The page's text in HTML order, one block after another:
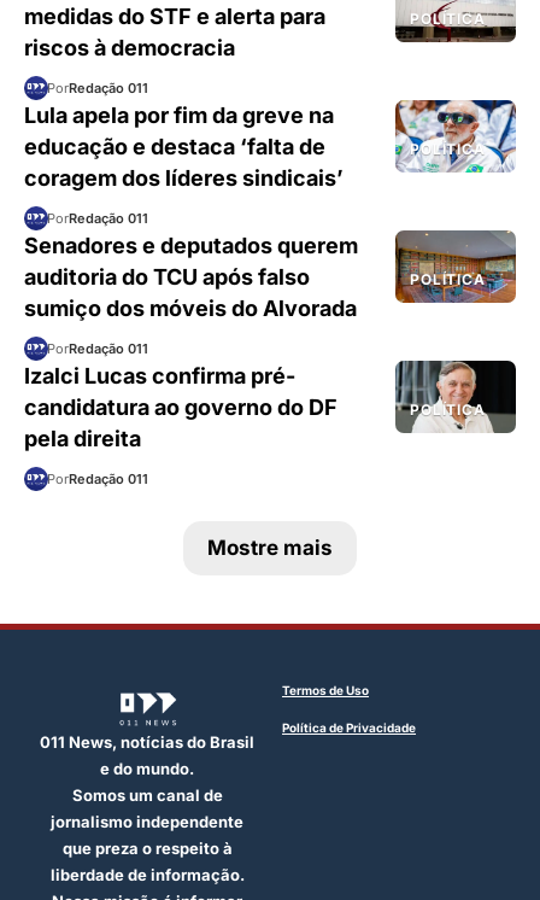
POLÍTICA
medidas do STF e alerta para
riscos à democracia
PorRedação 011
POLÍTICA
Lula apela por fim da greve na
educação e destaca ‘falta de
coragem dos líderes sindicais’
PorRedação 011
POLÍTICA
Senadores e deputados querem
auditoria do TCU após falso
sumiço dos móveis do Alvorada
PorRedação 011
POLÍTICA
Izalci Lucas confirma pré-
candidatura ao governo do DF
pela direita
PorRedação 011
Mostre mais
011 News, notícias do Brasil
e do mundo.
Somos um canal de
jornalismo independente
que preza o respeito à
liberdade de informação.
Termos de Uso
Política de Privacidade